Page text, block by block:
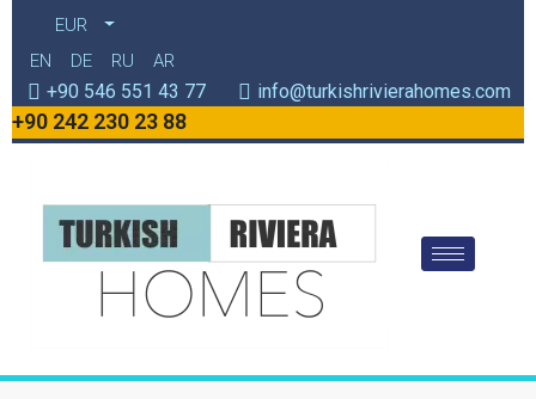
EUR
EN
DE RU AR
+90 546 551 43 77 info@turkishrivierahomes.com
+90 242 230 23 88